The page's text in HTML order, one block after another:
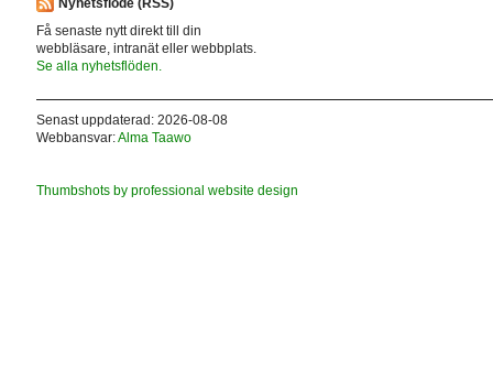
Nyhetsflöde (RSS)
Få senaste nytt direkt till din
webbläsare, intranät eller webbplats.
Se alla nyhetsflöden.
Senast uppdaterad: 2026-08-08
Webbansvar:Alma Taawo
Thumbshots by professional website design